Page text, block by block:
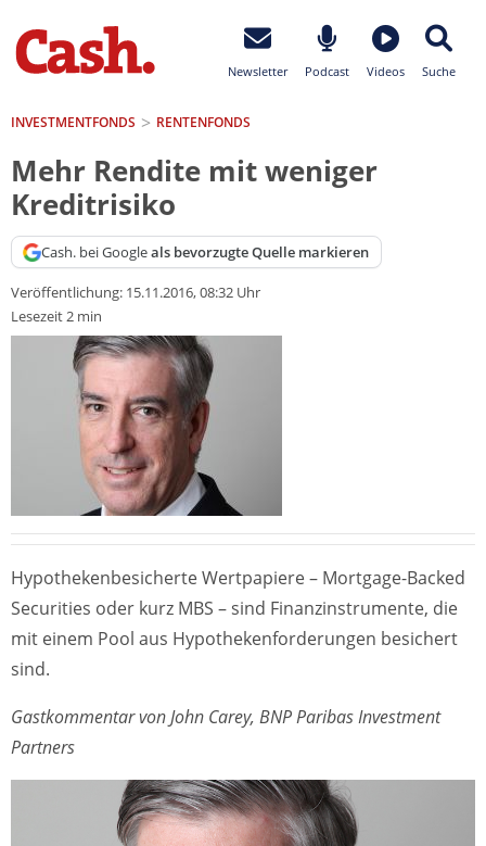
Newsletter Podcast Videos Suche
INVESTMENTFONDS RENTENFONDS
Mehr Rendite mit weniger
Kreditrisiko
Cash. bei Googleals bevorzugte Quelle markieren
Veröffentlichung: 15.11.2016, 08:32 Uhr
Lesezeit 2 min
Hypothekenbesicherte Wertpapiere – Mortgage-Backed
Securities oder kurz MBS – sind Finanzinstrumente, die
mit einem Pool aus Hypothekenforderungen besichert
sind.
Gastkommentar von John Carey, BNP Paribas Investment
Partners